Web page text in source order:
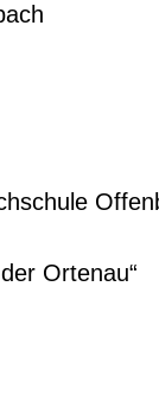
Ortenau“